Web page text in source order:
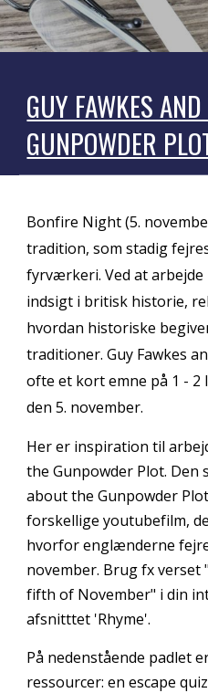
GUY FAWKES
GUNPOWDER
Bonfire Night (5.
tradition, som stadig
fyrværkeri. Ved at arbejde
indsigt i britisk historie,
hvordan historiske
traditioner.Guy Fawkes
ofte et kort emne på 1 -
den 5. november.
Her er inspiration til
the Gunpowder Plot. Den
about the Gunpowder
forskelligeyoutubefilm,
hvorfor englænderne
november. Brug fxverset
fifth of November" i din
afsnitttet 'Rhyme'.
På nedenstående padlet
ressourcer:en escape